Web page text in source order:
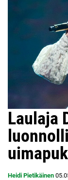
Laulaja
Heidi Pietikäinen